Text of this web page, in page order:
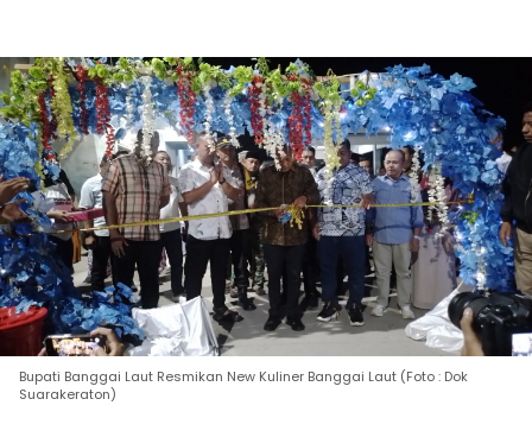
Bupati Banggai Laut Resmikan New Kuliner Banggai Laut (Foto : Dok
Suarakeraton)